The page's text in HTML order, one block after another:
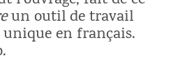
un outil de travail
en français.